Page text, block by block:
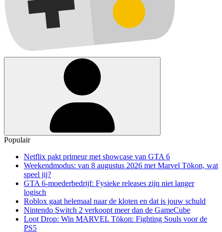
Populair
Netflix pakt primeur met showcase van GTA 6
Weekendmodus: van 8 augustus 2026 met Marvel Tōkon, wat
speel jij?
GTA 6-moederbedrijf: Fysieke releases zijn niet langer
logisch
Roblox gaat helemaal naar de kloten en dat is jouw schuld
Nintendo Switch 2 verkoopt meer dan de GameCube
Loot Drop: Win MARVEL Tōkon: Fighting Souls voor de
PS5